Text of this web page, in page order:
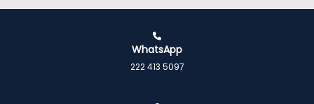
WhatsApp
222 413 5097